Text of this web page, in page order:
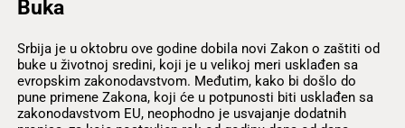
Buka
Srbija je u oktobru ove godine dobila novi Zakon o zaštiti od
buke u životnoj sredini, koji je u velikoj meri usklađen sa
evropskim zakonodavstvom. Međutim, kako bi došlo do
pune primene Zakona, koji će u potpunosti biti usklađen sa
zakonodavstvom EU, neophodno je usvajanje dodatnih